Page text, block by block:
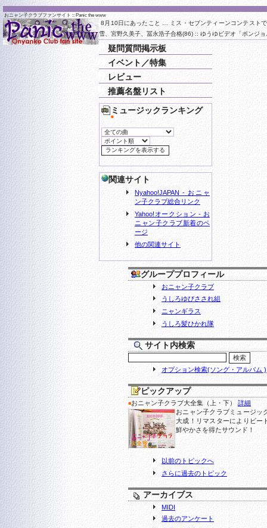
おニャン子クラブファンサイト :: Panic the www
8月10日にあったこと …
ミス・セブンティーンコンテスト
雪、宮野久美子、冨永浩子合格(86) :: ゆうゆビデオ「ボンジ
疑問質問掲示板
イベント／特集
レビュー
推薦名盤リスト
ミュージックランキング
■
関連サイト
Nyahoo!JAPAN - おニャ
ン子クラブ総合リンク
Yahoo!オークション - お
ニャン子クラブ新着のペ
ージ
他の関連サイト
グループプロフィール
おニャン子クラブ
うしろゆびさされ組
ニャンギラス
うしろ髪ひかれ隊
サイト内検索
オプション検索(ソング・アルバム )
ピックアップ
■おニャン子クラブ大全集（上・下） 詳細
おニャン子クラブミュージッ
大成！リマスターによりビー
鮮やかさを得たサウンド！
以前のトピックへ
さらに過去のトピック
アーカイブス
MIDI
過去のアンケート